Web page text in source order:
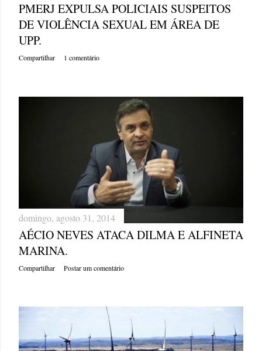
PMERJ EXPULSA POLICIAIS SUSPEITOS
DE VIOLÊNCIA SEXUAL EM ÁREA DE
UPP.
Compartilhar 1 comentário
domingo, agosto 31, 2014
AÉCIO NEVES ATACA DILMA E ALFINETA
MARINA.
Compartilhar Postar um comentário